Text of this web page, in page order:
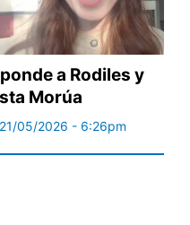
a Rodiles y
Morúa
21/05/2026 - 6:26pm